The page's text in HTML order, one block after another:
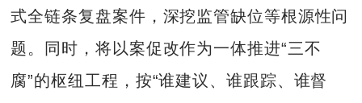
式全链条复盘案件，深挖监管缺位等根源性问
题。同时，将以案促改作为一体推进“三不
腐”的枢纽工程，按“谁建议、谁跟踪、谁督